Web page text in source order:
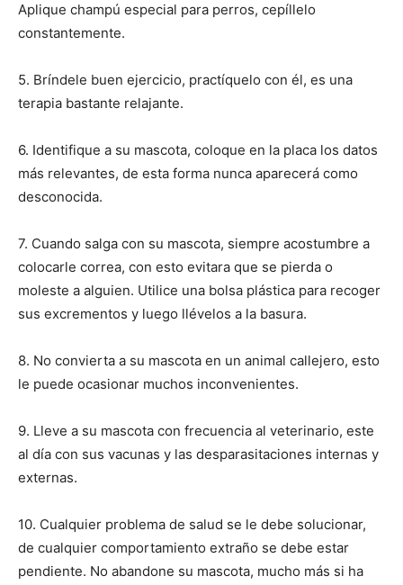
Aplique champú especial para perros, cepíllelo
constantemente.
5. Bríndele buen ejercicio, practíquelo con él, es una
terapia bastante relajante.
6. Identifique a su mascota, coloque en la placa los datos
más relevantes, de esta forma nunca aparecerá como
desconocida.
7. Cuando salga con su mascota, siempre acostumbre a
colocarle correa, con esto evitara que se pierda o
moleste a alguien. Utilice una bolsa plástica para recoger
sus excrementos y luego llévelos a la basura.
8. No convierta a su mascota en un animal callejero, esto
le puede ocasionar muchos inconvenientes.
9. Lleve a su mascota con frecuencia al veterinario, este
al día con sus vacunas y las desparasitaciones internas y
externas.
10. Cualquier problema de salud se le debe solucionar,
de cualquier comportamiento extraño se debe estar
pendiente. No abandone su mascota, mucho más si ha